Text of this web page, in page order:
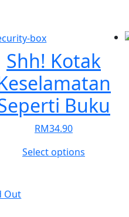
options
may
be
chosen
on
page
Shh! Kotak
Buku
RM34.90
Select optionsThis
Out